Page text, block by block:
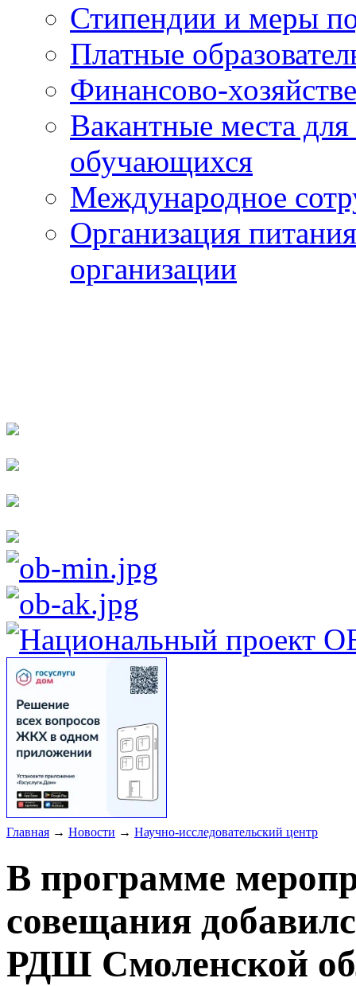
Стипендии и меры
Платные
Финансово-
Вакантные места
обучающихся
Международное
Организация
организации
Главная → Новости → Научно-исследовательский центр
В программе
совещания
РДШ Смоленской